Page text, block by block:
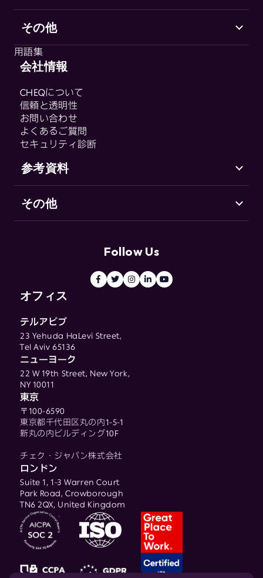
Marketing Security
CHEQ Acquisition
CHEQ Form Guard
CHEQ Analytics
Control & Compliance
CHEQ Enforce
CHEQ Manage
その他
用語集
用語集
会社情報
CHEQについて
信頼と透明性
お問い合わせ
よくあるご質問
セキュリティ診断
参考資料
サポート（英語）
Go-to-Market セキュリティとは
その他
Follow Us
オフィス
テルアビブ
23 Yehuda HaLevi Street,
Tel Aviv 65136
ニューヨーク
22 W 19th Street, New York,
NY 10011
東京
〒100-6590
東京都千代田区丸の内1-5-1
新丸の内ビルディング10F
チェク・ジャパン株式会社
ロンドン
Suite 1, 1-3 Warren Court
Park Road, Crowborough
TN6 2QX, United Kingdom